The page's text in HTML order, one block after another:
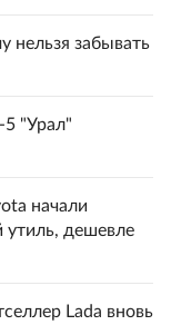
нельзя забывать
5 "Урал"
начали
утиль, дешевле
Lada вновь